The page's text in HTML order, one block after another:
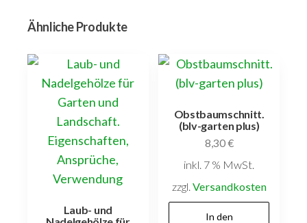
Paradies
Ähnliche Produkte
Laub- und
Obstbaumschnitt.
(blv-garten plus)
8,30€
inkl. 7 % MwSt.
zzgl. Versandkosten
In den